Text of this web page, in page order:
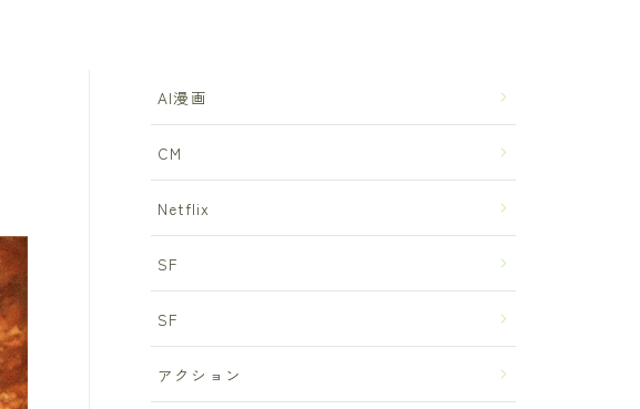
AI漫画
CM
Netflix
SF
SF
アクション